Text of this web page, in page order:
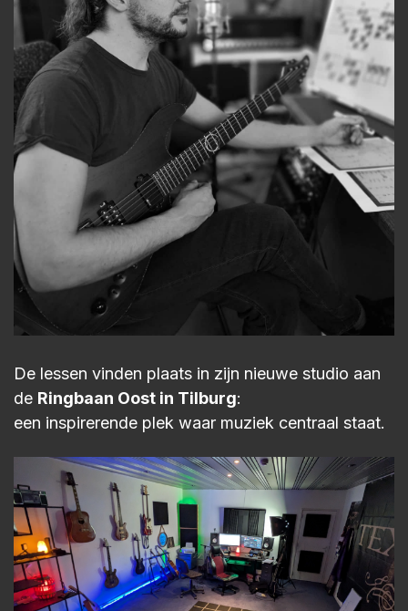
De lessen vinden plaats in zijn nieuwe studio aan
de Ringbaan Oost in Tilburg:
een inspirerende plek waar muziek centraal staat.